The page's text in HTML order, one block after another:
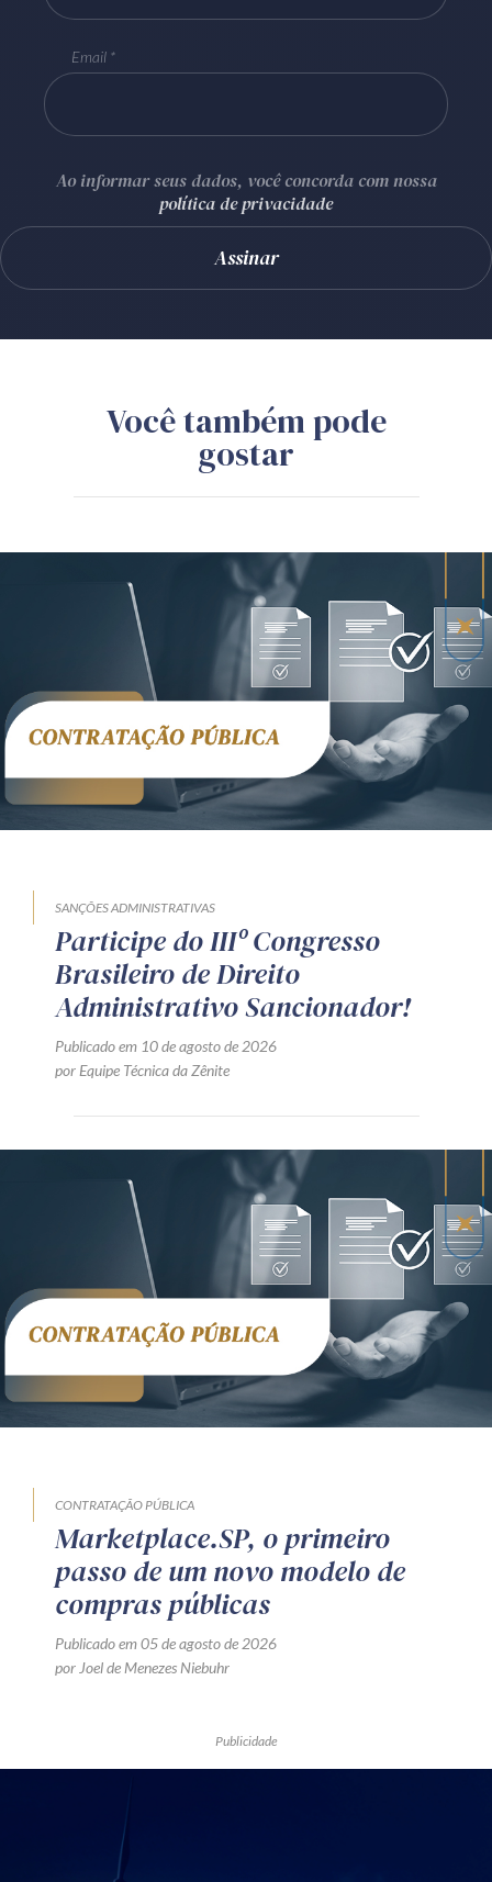
Email
Ao informar seus dados, você concorda com nossa
política de privacidade
Você também pode
gostar
SANÇÕES ADMINISTRATIVAS
Participe do IIIº Congresso
Brasileiro de Direito
Administrativo Sancionador!
Publicado em 10 de agosto de 2026
por Equipe Técnica da Zênite
CONTRATAÇÃO PÚBLICA
Marketplace.SP, o primeiro
passo de um novo modelo de
compras públicas
Publicado em 05 de agosto de 2026
por Joel de Menezes Niebuhr
Publicidade